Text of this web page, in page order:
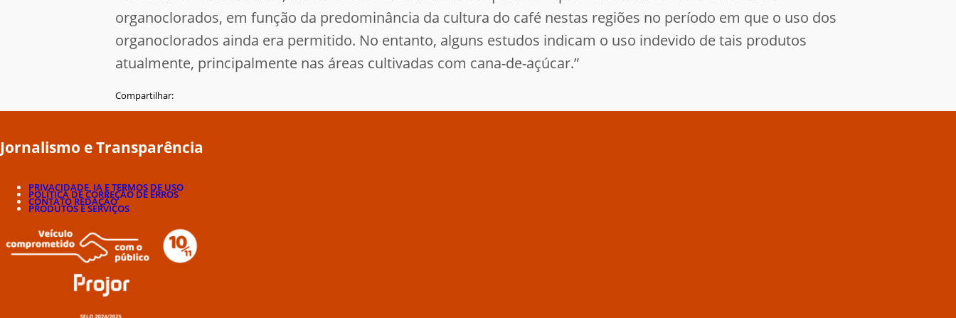
organoclorados, em função da predominância da cultura do café nestas regiões no período em que o uso dos
organoclorados ainda era permitido. No entanto, alguns estudos indicam o uso indevido de tais produtos
atualmente, principalmente nas áreas cultivadas com cana-de-açúcar.”
Compartilhar:
Jornalismo e Transparência
PRIVACIDADE, IA E TERMOS DE USO
POLÍTICA DE CORREÇÃO DE ERROS
CONTATO REDAÇÃO
PRODUTOS E SERVIÇOS